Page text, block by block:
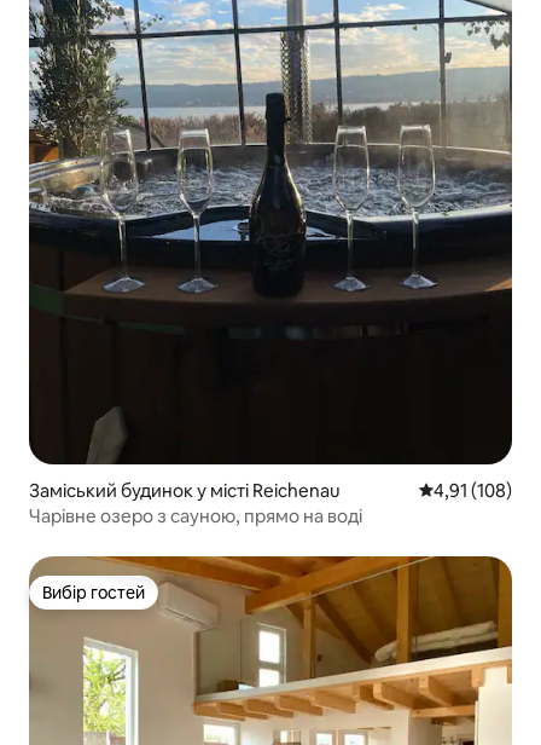
Заміський будинок у місті Reichenau Середня
4,91 (108)
Чарівне озеро з сауною, прямо на воді
Вибір гостей
Вибір гостей